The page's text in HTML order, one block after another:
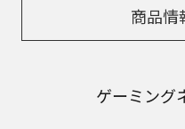
商品情
ゲーミング